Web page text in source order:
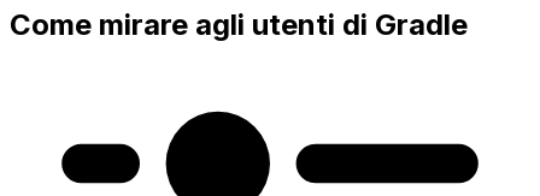
Come mirare agli utenti di Gradle